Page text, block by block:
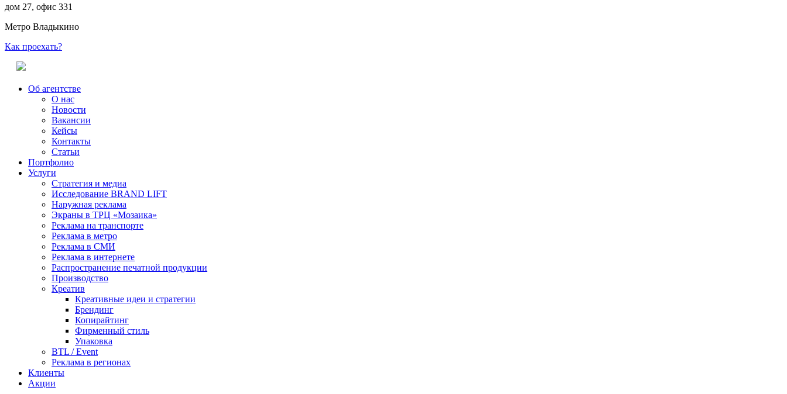
дом 27, офис 331
Метро Владыкино
Как проехать?
Об агентстве
О нас
Новости
Вакансии
Кейсы
Контакты
Статьи
Портфолио
Услуги
Стратегия и медиа
Исследование BRAND LIFT
Наружная реклама
Экраны в ТРЦ «Мозаика»
Реклама на транспорте
Реклама в метро
Реклама в СМИ
Реклама в интернете
Распространение печатной продукции
Производство
Креатив
Креативные идеи и стратегии
Брендинг
Копирайтинг
Фирменный стиль
Упаковка
BTL / Event
Реклама в регионах
Клиенты
Акции